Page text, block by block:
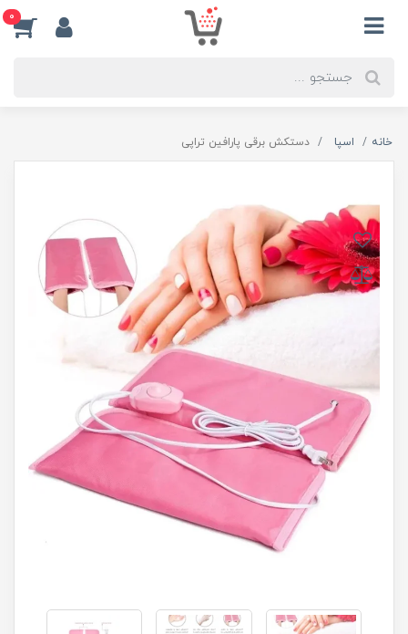
0
خانه اسپا دستکش برقی پارافین تراپی